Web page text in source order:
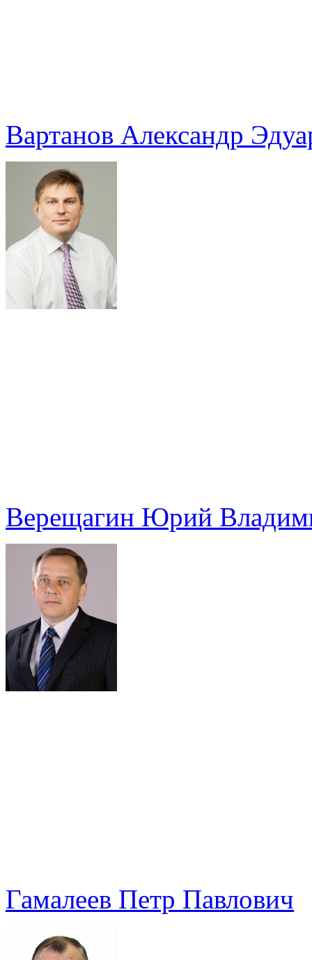
Вартанов Александр
Верещагин Юрий
Гамалеев Петр Павлович